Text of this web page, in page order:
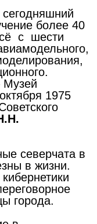
более 40
с шести
Музей
1975
северчата в
в жизни.
города.